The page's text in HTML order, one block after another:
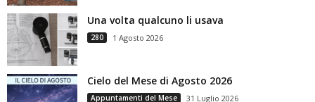
Una volta qualcuno li usava
280 1 Agosto 2026
Cielo del Mese di Agosto 2026
Appuntamenti del Mese 31 Luglio 2026